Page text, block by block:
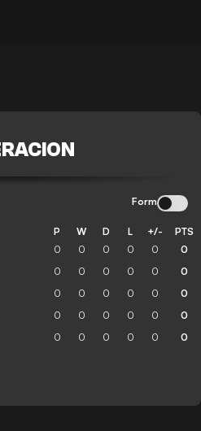
Form
P W D L +/- PTS
0 0 0 0 0 0
0 0 0 0 0 0
0 0 0 0 0 0
0 0 0 0 0 0
0 0 0 0 0 0